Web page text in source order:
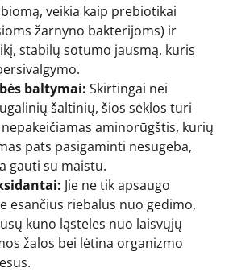
veikia kaip prebiotikai
žarnyno bakterijoms) ir
stabilų sotumo jausmą, kuris
baltymai: Skirtingai nei
šaltinių, šios sėklos turi
aminorūgštis, kurių
pats pasigaminti nesugeba,
gauti su maistu.
Jie ne tik apsaugo
esančius riebalus nuo gedimo,
kūno ląsteles nuo laisvųjų
žalos bei lėtina organizmo